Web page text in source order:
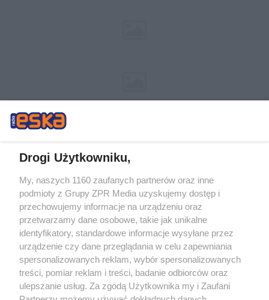
Żaden utwór zamieszczony w serwisie nie może być powielany i
rozpowszechniany lub dalej rozpowszechniany w jakikolwiek sposób (w
tym także elektroniczny lub mechaniczny) na jakimkolwiek polu
eksploatacji w jakiejkolwiek formie, włącznie z umieszczaniem w Internecie
bez pisemnej zgody właściciela praw. Jakiekolwiek użycie lub
wykorzystanie utworów w całości lub w części z naruszeniem prawa, tzn.
bez właściwej zgody, jest zabronione pod groźbą kary i może być ścigane
prawnie.
Drogi Użytkowniku,
My, naszych 1160 zaufanych partnerów oraz inne
podmioty z Grupy ZPR Media uzyskujemy dostęp i
przechowujemy informacje na urządzeniu oraz
przetwarzamy dane osobowe, takie jak unikalne
identyfikatory, standardowe informacje wysyłane przez
urządzenie czy dane przeglądania w celu zapewniania
spersonalizowanych reklam, wybór spersonalizowanych
treści, pomiar reklam i treści, badanie odbiorców oraz
ulepszanie usług. Za zgodą Użytkownika my i Zaufani